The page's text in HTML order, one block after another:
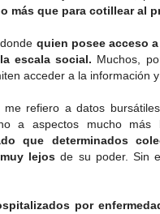
más que para cotillear al
quien posee acceso
escala social. Muchos,
acceder a la información
refiero a datos
a aspectos mucho
que determinados
lejos de su poder. Sin
por